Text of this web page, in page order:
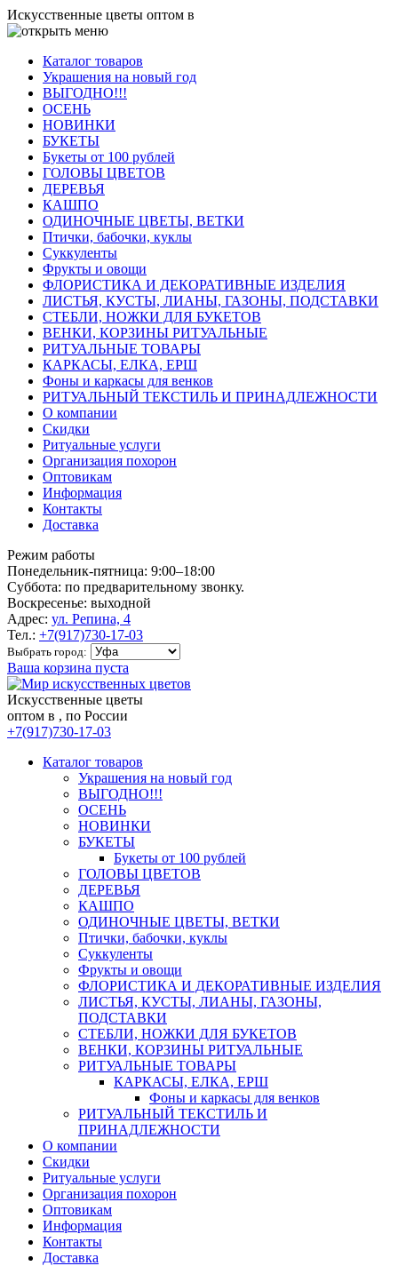
Искусственные цветы оптом в
Каталог товаров
Украшения на новый год
ВЫГОДНО!!!
ОСЕНЬ
НОВИНКИ
БУКЕТЫ
Букеты от 100 рублей
ГОЛОВЫ ЦВЕТОВ
ДЕРЕВЬЯ
КАШПО
ОДИНОЧНЫЕ ЦВЕТЫ, ВЕТКИ
Птички, бабочки, куклы
Суккуленты
Фрукты и овощи
ФЛОРИСТИКА И ДЕКОРАТИВНЫЕ ИЗДЕЛИЯ
ЛИСТЬЯ, КУСТЫ, ЛИАНЫ, ГАЗОНЫ, ПОДСТАВКИ
СТЕБЛИ, НОЖКИ ДЛЯ БУКЕТОВ
ВЕНКИ, КОРЗИНЫ РИТУАЛЬНЫЕ
РИТУАЛЬНЫЕ ТОВАРЫ
КАРКАСЫ, ЕЛКА, ЕРШ
Фоны и каркасы для венков
РИТУАЛЬНЫЙ ТЕКСТИЛЬ И ПРИНАДЛЕЖНОСТИ
О компании
Скидки
Ритуальные услуги
Организация похорон
Оптовикам
Информация
Контакты
Доставка
Режим работы
Понедельник-пятница: 9:00–18:00
Суббота: по предварительному звонку.
Воскресенье: выходной
Адрес: ул. Репина, 4
Тел.: +7(917)730-17-03
Выбрать город:
Ваша корзина пуста
Искусственные цветы
оптом в , по России
+7(917)730-17-03
Каталог товаров
Украшения на новый год
ВЫГОДНО!!!
ОСЕНЬ
НОВИНКИ
БУКЕТЫ
Букеты от 100 рублей
ГОЛОВЫ ЦВЕТОВ
ДЕРЕВЬЯ
КАШПО
ОДИНОЧНЫЕ ЦВЕТЫ, ВЕТКИ
Птички, бабочки, куклы
Суккуленты
Фрукты и овощи
ФЛОРИСТИКА И ДЕКОРАТИВНЫЕ ИЗДЕЛИЯ
ЛИСТЬЯ, КУСТЫ, ЛИАНЫ, ГАЗОНЫ,
ПОДСТАВКИ
СТЕБЛИ, НОЖКИ ДЛЯ БУКЕТОВ
ВЕНКИ, КОРЗИНЫ РИТУАЛЬНЫЕ
РИТУАЛЬНЫЕ ТОВАРЫ
КАРКАСЫ, ЕЛКА, ЕРШ
Фоны и каркасы для венков
РИТУАЛЬНЫЙ ТЕКСТИЛЬ И
ПРИНАДЛЕЖНОСТИ
О компании
Скидки
Ритуальные услуги
Организация похорон
Оптовикам
Информация
Контакты
Доставка